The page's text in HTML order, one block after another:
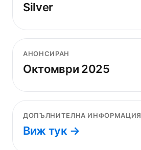
Silver
АНОНСИРАН
Октомври 2025
ДОПЪЛНИТЕЛНА ИНФОРМАЦИЯ
Виж тук →